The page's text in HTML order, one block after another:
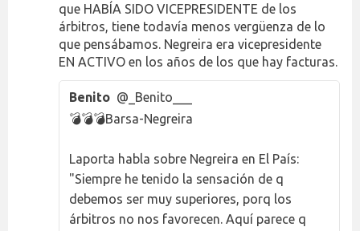
que HABÍA SIDO VICEPRESIDENTE de los
árbitros, tiene todavía menos vergüenza de lo
que pensábamos. Negreira era vicepresidente
EN ACTIVO en los años de los que hay facturas.
Benito @_Benito___
💣💣💣Barsa-Negreira
Laporta habla sobre Negreira en El País:
"Siempre he tenido la sensación de q
debemos ser muy superiores, porq los
árbitros no nos favorecen. Aquí parece q